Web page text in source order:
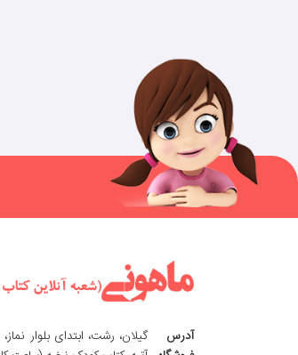
آدرس
گیلان، رشت، ابتدای بلوار